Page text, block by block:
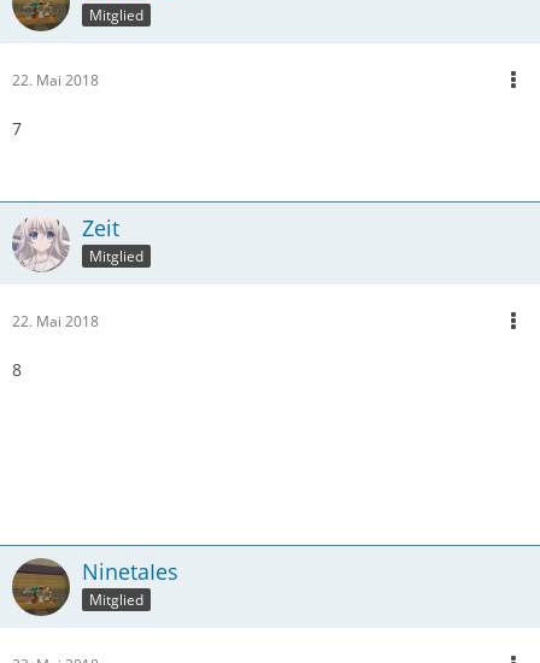
Mitglied
22. Mai 2018
7
Zeit
Mitglied
22. Mai 2018
8
NinetaIes
Mitglied